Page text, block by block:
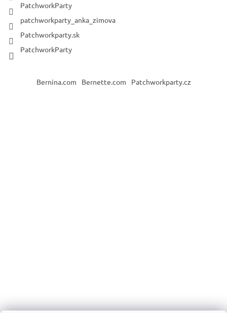
PatchworkParty
patchworkparty_anka_zimova
Patchworkparty.sk
PatchworkParty
Bernina.com Bernette.com Patchworkparty.cz